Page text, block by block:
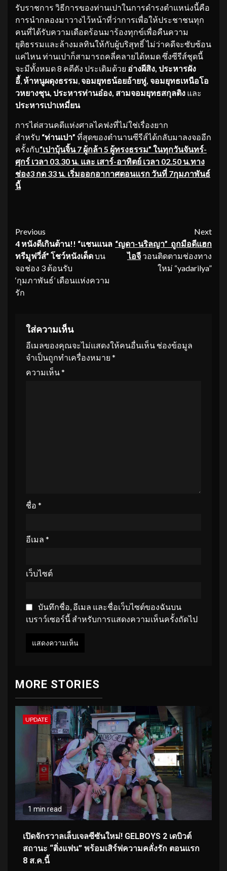
รับราชการ วิธีการของท่านเปาในการดำรงตำแหน่งนี้คือ
การนำกลองมาวางไว้หน้าที่ว่าการเพื่อให้ประชาชนทุก
คนที่ได้รับความเดือดร้อนมาร้องทุกข์เพื่อคืนความ
ยุติธรรมและล้างมลทินให้กับผู้บริสุทธิ์ ไม่ว่าคดีจะซับซ้อน
แค่ไหน ท่านเปาก็สามารถคลี่คลายได้หมด ซึ่งซีรีส์ชุดนี้
จะมีทั้งหมด 8 คดีดัง ประเดิมด้วย อ่างผีสิง , ประหารผัง
อี้ ห้าหนูผดุงธรรม จอมยุทธน้อยอ้ายหู่, จอมยุทธเหนือโอ
วหยางชุน, ประหารท่านอ๋อง, สามจอมยุทธสกุลติง และ
ประหารเปาเหมี่ยน
การไต่สวนคดีแห่งศาลไคฟงที่ไม่ใช่เรื่องยาก
สำหรับ “ท่านเปา” ที่สุดของตำนานซีรีส์ได้กลับมาลงจออีก
ครั้งกับ“เปาบุ้นจิ้น 7 ผู้กล้า 5 ผู้ทรงธรรม” ในทุกวันจันทร์-
ศุกร์ เวลา 03.30 น. และ เสาร์-อาทิตย์ เวลา 02.50 น.ทาง
ช่อง3 กด 33 น. เริ่มออกอากาศตอนแรก วันที่ 7กุมภาพันธ์
นี้
Continue
Reading
Previous
4 หนังดีเกินต้าน!! “แชนแนล
ทรีมูฟวี่ส์” โชว์หนังเด็ดบน
จอช่อง 3 ต้อนรับ
‘กุมภาพันธ์’ เดือนแห่งความ
รัก
Next
“ญดา-นริลญา” ถูกมือดีแฮก
ไอจี วอนติดตามช่องทาง
ใหม่ “yadarilya”
ใส่ความเห็น
อีเมลของคุณจะไม่แสดงให้คนอื่นเห็น ช่องข้อมูล
จำเป็นถูกทำเครื่องหมาย *
ความเห็น*
ชื่อ *
อีเมล *
เว็บไซต์
บันทึกชื่อ, อีเมล และชื่อเว็บไซต์ของฉันบน
เบราว์เซอร์นี้ สำหรับการแสดงความเห็นครั้งถัดไป
MORE STORIES
UPDATE
1 min read
เปิดจักรวาลเล็บเจลซีซันใหม่! GELBOYS 2 เดบิวต์
สถานะ “ติ่งแฟน” พร้อมเสิร์ฟความคลั่งรัก ตอนแรก
8 ส.ค.นี้